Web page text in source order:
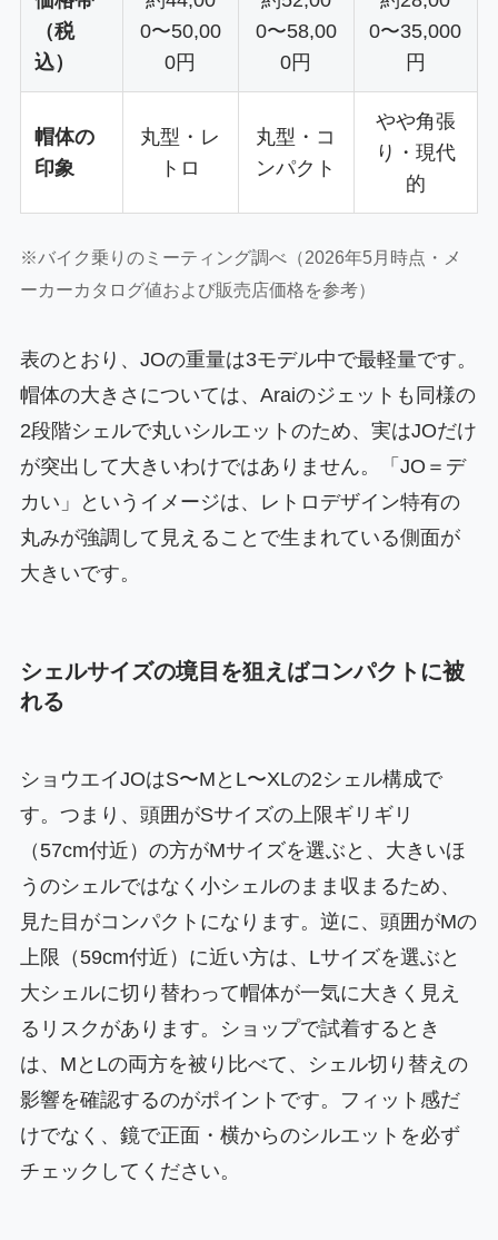
（税
込）
0〜50,00
0円
0〜58,00
0円
0〜35,000
円
帽体の
印象
丸型・レ
トロ
丸型・コ
ンパクト
やや角張
り・現代
的
※バイク乗りのミーティング調べ（2026年5月時点・メ
ーカーカタログ値および販売店価格を参考）
表のとおり、JOの重量は3モデル中で最軽量です。
帽体の大きさについては、Araiのジェットも同様の
2段階シェルで丸いシルエットのため、実はJOだけ
が突出して大きいわけではありません。「JO＝デ
カい」というイメージは、レトロデザイン特有の
丸みが強調して見えることで生まれている側面が
大きいです。
シェルサイズの境目を狙えばコンパクトに被
れる
ショウエイJOはS〜MとL〜XLの2シェル構成で
す。つまり、頭囲がSサイズの上限ギリギリ
（57cm付近）の方がMサイズを選ぶと、大きいほ
うのシェルではなく小シェルのまま収まるため、
見た目がコンパクトになります。逆に、頭囲がMの
上限（59cm付近）に近い方は、Lサイズを選ぶと
大シェルに切り替わって帽体が一気に大きく見え
るリスクがあります。ショップで試着するとき
は、MとLの両方を被り比べて、シェル切り替えの
影響を確認するのがポイントです。フィット感だ
けでなく、鏡で正面・横からのシルエットを必ず
チェックしてください。